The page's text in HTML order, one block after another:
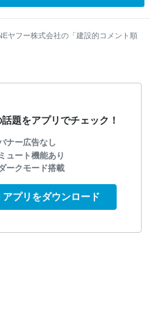
ヤフー株式会社の「建設的コメント順
題をアプリでチェック！
ナー広告なし
ミュート機能あり
ークモード搭載
アプリをダウンロード